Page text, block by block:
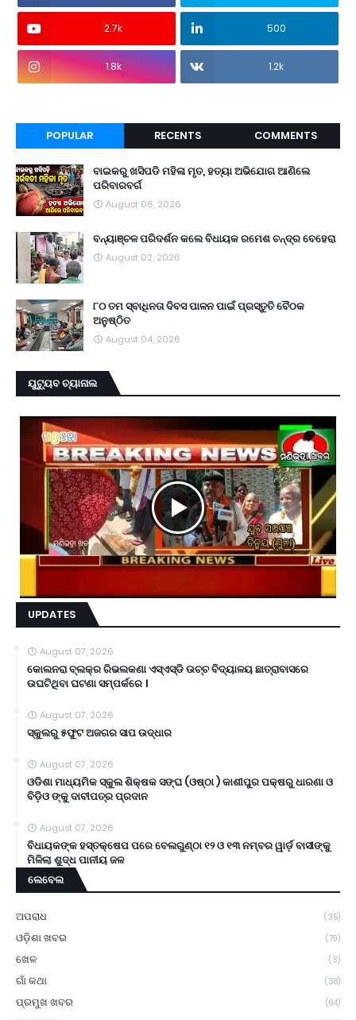
2.7k 500
1.8k 1.2k
POPULAR RECENTS COMMENTS
ବାଇକରୁ ଖସିପଡି ମହିଳା ମୃତ, ହତ୍ୟା ଅଭିଯୋଗ ଆଣିଲେ
ପରିବାରବର୍ଗ
August 06, 2026
ବନ୍ୟାଞ୍ଚଳ ପରିଦର୍ଶନ କଲେ ବିଧାୟକ ରମେଶ ଚନ୍ଦ୍ର ବେହେରା
August 02, 2026
୮୦ ତମ ସ୍ବାଧିନତା ଦିବସ ପାଳନ ପାଇଁ ପ୍ରସ୍ତୁତି ବୈଠକ
ଅନୁଷ୍ଠିତ
August 04, 2026
ୟୁଟ୍ୟୁବ ଚ୍ୟାନାଲ
UPDATES
August 07, 2026
କୋଲନରା ବ୍ଲକ୍‌ର ରିଭଲକଣା ଏସ୍‌ଏସ୍‌ଡି ଉଚ୍ଚ ବିଦ୍ୟାଳୟ ଛାତ୍ରାବାସରେ
ଉଘଟିଥିବା ଘଟଣା ସମ୍ପର୍କରେ ।
August 07, 2026
ସ୍କୁଲରୁ ୫ଫୁଟ ଅଜଗର ସାପ ଉଦ୍ଧାର
August 07, 2026
ଓଡିଶା ମାଧ୍ୟମିକ ସ୍କୁଲ ଶିକ୍ଷକ ସଙ୍ଘ (ଓଷ୍ଠା ) କାଶୀପୁର ପକ୍ଷରୁ ଧାରଣା ଓ
ବିଡ଼ିଓ ଙ୍କୁ ଦାବୀପତ୍ର ପ୍ରଦାନ
August 07, 2026
ବିଧାୟକଙ୍କ ହସ୍ତକ୍ଷେପ ପରେ ବେଲଗୁଣ୍ଠା ୧୨ ଓ ୧୩ ନମ୍ବର ୱାର୍ଡ଼ ବାସୀଙ୍କୁ
ମିଳିଲା ଶୁଦ୍ଧ ପାନୀୟ ଜଳ
ଲେବେଲ
ଅପରାଧ (35)
ଓଡ଼ିଶା ଖବର (79)
ଖେଳ (3)
ଗାଁ କଥା (38)
ପ୍ରମୁଖ ଖବର (84)